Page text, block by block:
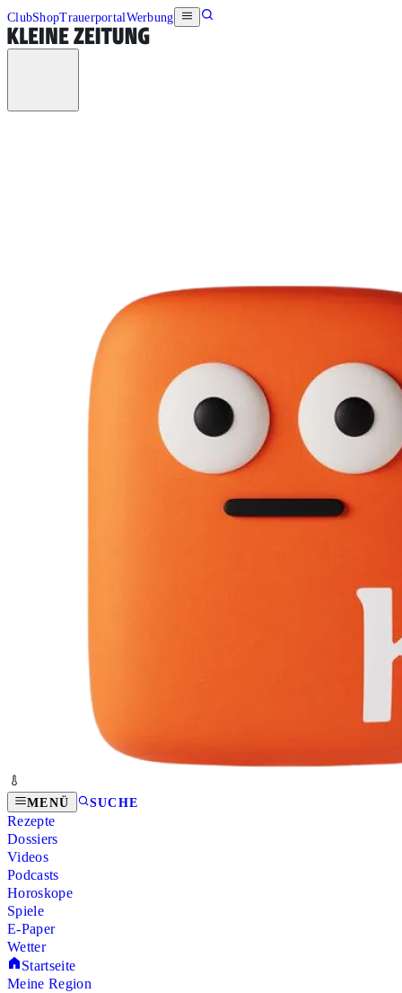
ClubShopTrauerportalWerbung
MENÜ SUCHE
Rezepte
Dossiers
Videos
Podcasts
Horoskope
Spiele
E-Paper
Wetter
Startseite
Meine Region